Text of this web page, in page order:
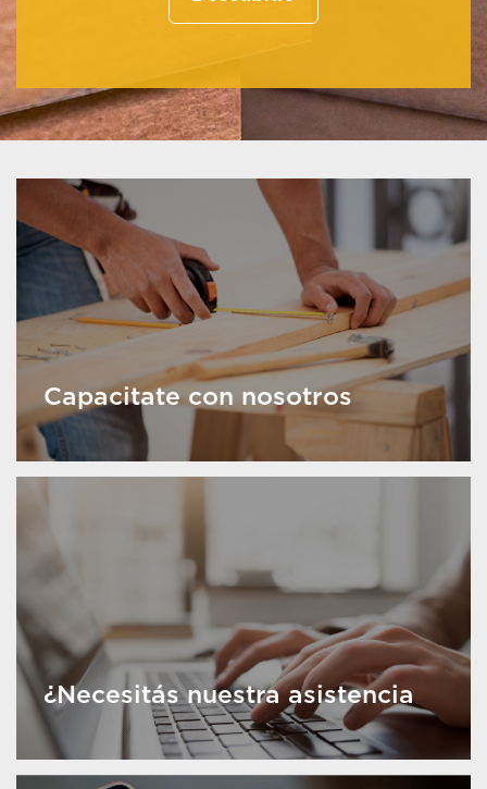
Capacitate con nosotros
¿Necesitás nuestra asistencia